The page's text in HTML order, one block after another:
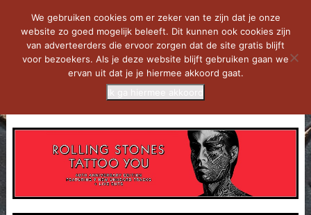
We gebruiken cookies om er zeker van te zijn dat je onze
website zo goed mogelijk beleeft. Dit kunnen ook cookies zijn
van adverteerders die ervoor zorgen dat de site gratis blijft
voor bezoekers. Als je deze website blijft gebruiken gaan we
ervan uit dat je je hiermee akkoord gaat.
Ik ga hiermee akkoord